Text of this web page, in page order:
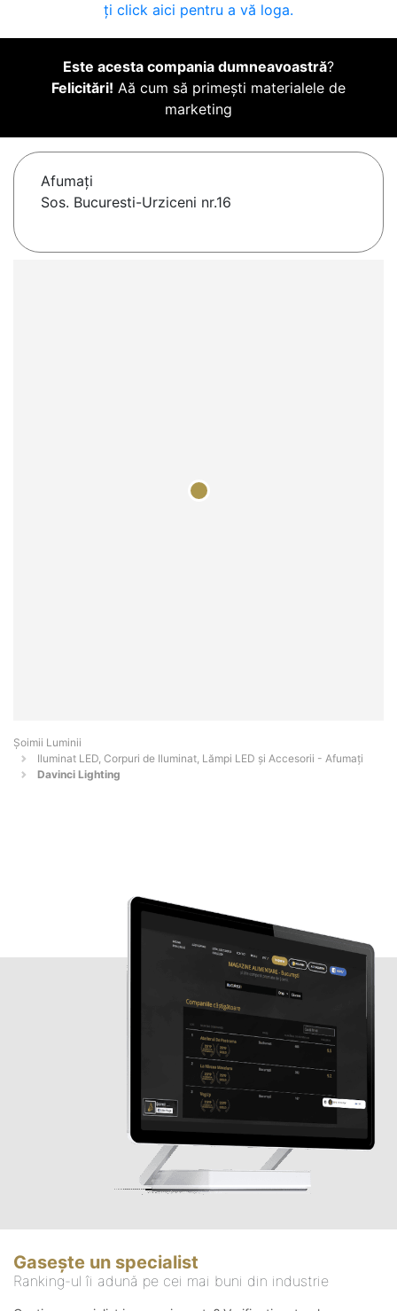
ți click aici pentru a vă loga.
Este acesta compania dumneavoastră?
Felicitări! Aă cum să primești materialele de
marketing
Afumaţi
Sos. Bucuresti-Urziceni nr.16
Șoimii Luminii
Iluminat LED, Corpuri de Iluminat, Lămpi LED și Accesorii - Afumaţi
Davinci Lighting
Gasește un specialist
Ranking-ul îi adună pe cei mai buni din industrie